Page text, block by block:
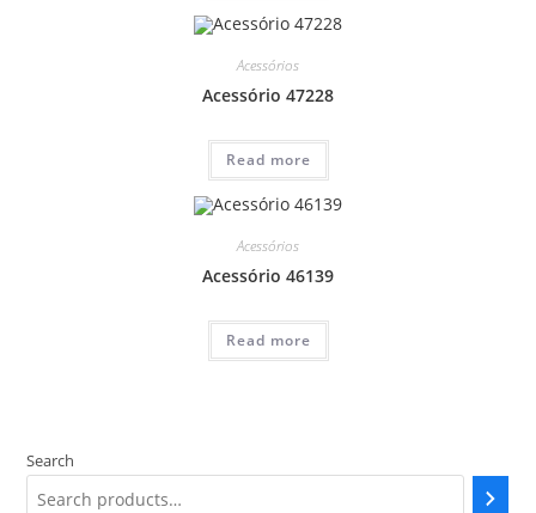
Acessórios
Acessório 47228
Read more
Acessórios
Acessório 46139
Read more
Search